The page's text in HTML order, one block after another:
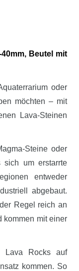
Beutel mit
oder
möchten – mit
Lava-Steinen
Steine oder
sich um erstarrte
entweder
abgebaut.
Regel reich an
kommen mit einer
Lava Rocks auf
kommen. So